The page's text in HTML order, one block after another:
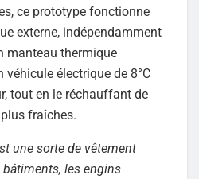
ce prototype fonctionne
externe, indépendamment
manteau thermique
électrique de 8°C
tout en le réchauffant de
fraîches.
une sorte de vêtement
les engins